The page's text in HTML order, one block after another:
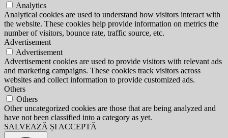
Analytics
Analytical cookies are used to understand how visitors interact with
the website. These cookies help provide information on metrics the
number of visitors, bounce rate, traffic source, etc.
Advertisement
Advertisement
Advertisement cookies are used to provide visitors with relevant ads
and marketing campaigns. These cookies track visitors across
websites and collect information to provide customized ads.
Others
Others
Other uncategorized cookies are those that are being analyzed and
have not been classified into a category as yet.
SALVEAZĂ ȘI ACCEPTĂ